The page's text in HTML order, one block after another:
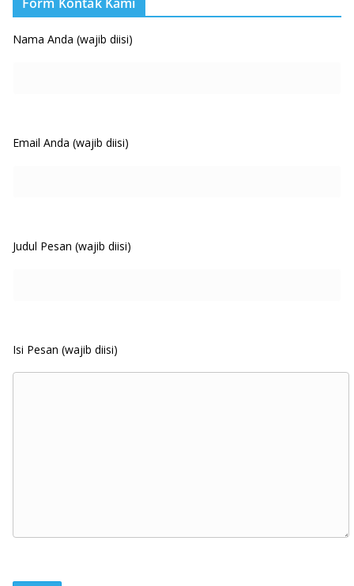
Nama Anda (wajib diisi)
Email Anda (wajib diisi)
Judul Pesan (wajib diisi)
Isi Pesan (wajib diisi)